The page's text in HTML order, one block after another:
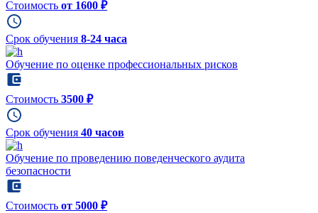
Стоимость от 1600 ₽
Срок обучения 8-24 часа
Обучение по оценке профессиональных рисков
Стоимость 3500 ₽
Срок обучения 40 часов
Обучение по проведению поведенческого аудита
безопасности
Стоимость от 5000 ₽